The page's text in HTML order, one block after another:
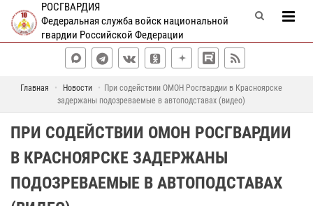
РОСГВАРДИЯ
Федеральная служба войск национальной
гвардии Российской Федерации
Главная Новости
При содействии ОМОН Росгвардии в Красноярске
задержаны подозреваемые в автоподставах (видео)
ПРИ СОДЕЙСТВИИ ОМОН РОСГВАРДИИ
В КРАСНОЯРСКЕ ЗАДЕРЖАНЫ
ПОДОЗРЕВАЕМЫЕ В АВТОПОДСТАВАХ